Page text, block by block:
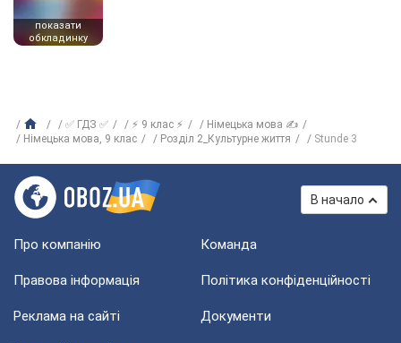
показати
обкладинку
✅ ГДЗ ✅ ⚡ 9 клас ⚡
Німецька мова ✍
Нiмецька мова, 9 клас
Розділ 2_Культурне життя Stunde 3
В начало
Про компанію Команда
Правова інформація Політика конфіденційності
Реклама на сайті Документи